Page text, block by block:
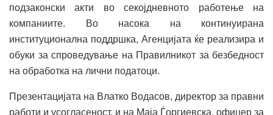
подзаконски акти во секојдневното работење на
компаниите. Во насока на континуирана
институционална поддршка, Агенцијата ќе реализира и
обуки за спроведување на Правилникот за безбедност
на обработка на лични податоци.
Презентацијата на Влатко Водасов, директор за правни
работи и усогласеност, и на Маја Ѓоргиевска, офицер за